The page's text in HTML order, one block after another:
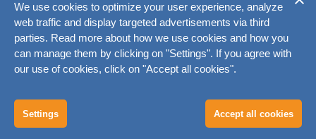
Droits d'auteur 2026. catchtiger.com
We use cookies to optimize your user experience, analyze
web traffic and display targeted advertisements via third
parties. Read more about how we use cookies and how you
can manage them by clicking on "Settings". If you agree with
our use of cookies, click on "Accept all cookies".
Settings Accept all cookies